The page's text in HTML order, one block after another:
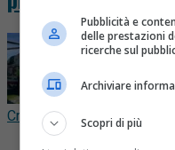
Cronaca20 ore fa
Pubblicità e
delle prestazioni
ricerche sul
Archiviare
Scopri di più